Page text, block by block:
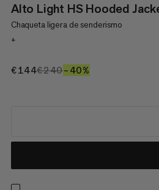
Alto Light HS Hooded
Chaqueta ligera de senderismo
+
€144€144
€240€240
–40%